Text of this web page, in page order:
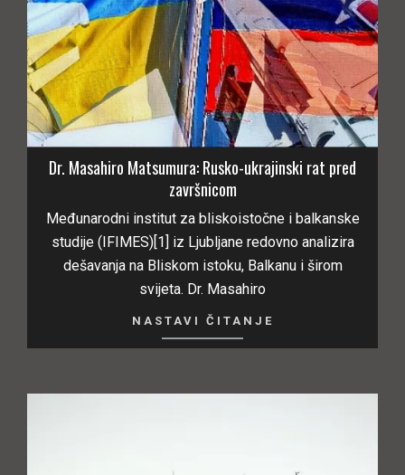
Dr. Masahiro Matsumura: Rusko-ukrajinski rat pred
završnicom
Međunarodni institut za bliskoistočne i balkanske
studije (IFIMES)[1] iz Ljubljane redovno analizira
dešavanja na Bliskom istoku, Balkanu i širom
svijeta. Dr. Masahiro
NASTAVI ČITANJE